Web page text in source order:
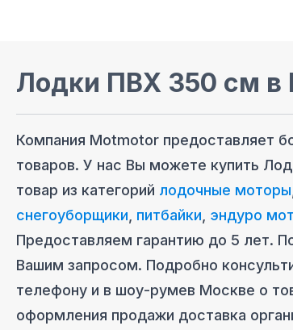
Лодки ПВХ 350 см в
Компания Motmotor предоставляет
товаров. У нас Вы можете купить
товар из категорий лодочные моторы
снегоуборщики питбайки эндуро
Предоставляем гарантию до 5 лет.
Вашим запросом. Подробно
телефону и в шоу-румев Москве о
оформления продажи доставка